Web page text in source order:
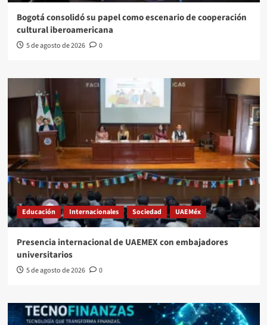
Bogotá consolidó su papel como escenario de cooperación
cultural iberoamericana
5 de agosto de 2026 0
Educación Internacionales Sociedad UAEMéx
Presencia internacional de UAEMEX con embajadores
universitarios
5 de agosto de 2026 0